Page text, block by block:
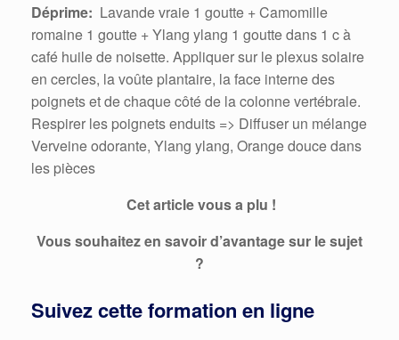
Déprime: Lavande vraie 1 goutte + Camomille
romaine 1 goutte + Ylang ylang 1 goutte dans 1 c à
café huile de noisette. Appliquer sur le plexus solaire
en cercles, la voûte plantaire, la face interne des
poignets et de chaque côté de la colonne vertébrale.
Respirer les poignets enduits => Diffuser un mélange
Verveine odorante, Ylang ylang, Orange douce dans
les pièces
Cet article vous a plu !
Vous souhaitez en savoir d’avantage sur le sujet
?
Suivez cette formation en ligne